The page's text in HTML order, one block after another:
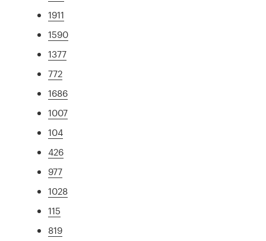
1911
1590
1377
772
1686
1007
104
426
977
1028
115
819